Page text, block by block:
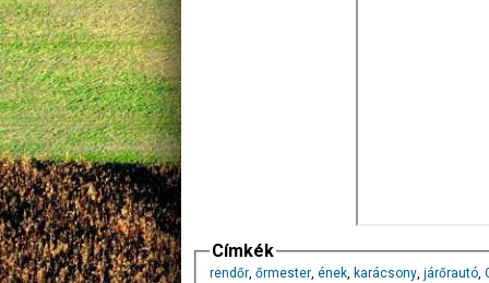
Címkék
rendőr, őrmester, ének, karácsony, járőrautó,